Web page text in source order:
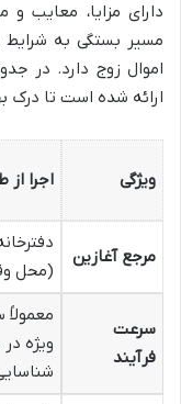
دارای مزایا، معایب
مسیر بستگی به شرایط
اموال زوج دارد. در
ارائه شده است تا درک
ویژگی اجرا از
مرجع آغازین
(محل
سرعت
فرآیند
معمولاً
ویژه